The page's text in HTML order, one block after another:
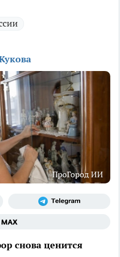
ПроГород ИИ
снова ценится